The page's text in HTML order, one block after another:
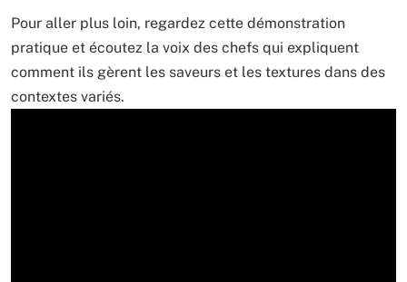
Pour aller plus loin, regardez cette démonstration
pratique et écoutez la voix des chefs qui expliquent
comment ils gèrent les saveurs et les textures dans des
contextes variés.